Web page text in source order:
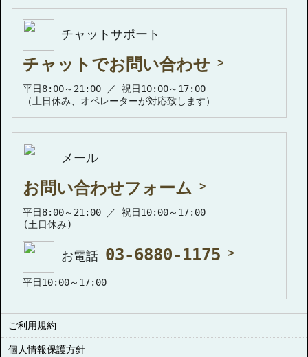
チャットサポート
チャットでお問い合わせ
平日8:00～21:00 ／ 祝日10:00～17:00
（土日休み、オペレーターが対応致します）
メール
お問い合わせフォーム
平日8:00～21:00 ／ 祝日10:00～17:00
(土日休み)
お電話 03-6880-1175
平日10:00～17:00
ご利用規約
個人情報保護方針